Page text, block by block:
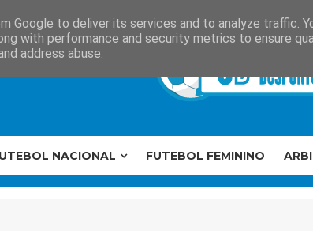
NACIONAL FUTEBOL FEMININO
Google to deliver its services and to analyze traffic.
with performance and security metrics to ensure
address abuse.